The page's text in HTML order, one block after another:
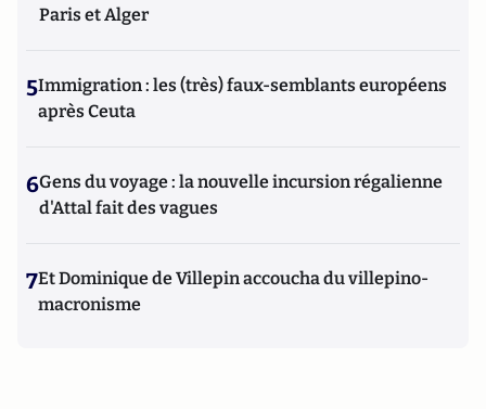
Paris et Alger
5Immigration : les (très) faux-semblants européens
après Ceuta
6Gens du voyage : la nouvelle incursion régalienne
d'Attal fait des vagues
7Et Dominique de Villepin accoucha du villepino-
macronisme